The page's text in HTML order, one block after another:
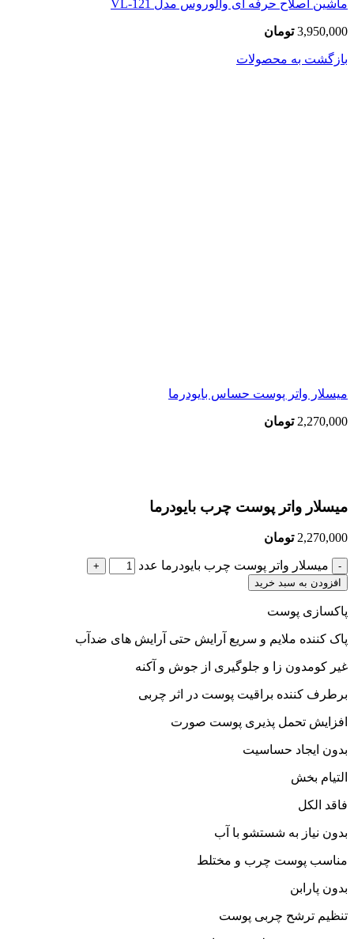
ماشین اصلاح حرفه ای والوروس مدل VL-121
3,950,000 تومان
بازگشت به محصولات
میسلار واتر پوست حساس بایودرما
2,270,000 تومان
میسلار واتر پوست چرب بایودرما
2,270,000 تومان
میسلار واتر پوست چرب بایودرما عدد
افزودن به سبد خرید
پاکسازی پوست
پاک کننده ملایم و سریع آرایش حتی آرایش های ضدآب
غیر کومدون زا و جلوگیری از جوش و آکنه
برطرف کننده براقیت پوست در اثر چربی
افزایش تحمل پذیری پوست صورت
بدون ایجاد حساسیت
التیام بخش
فاقد الکل
بدون نیاز به شستشو با آب
مناسب پوست چرب و مختلط
بدون پارابن
تنظیم ترشح چربی پوست